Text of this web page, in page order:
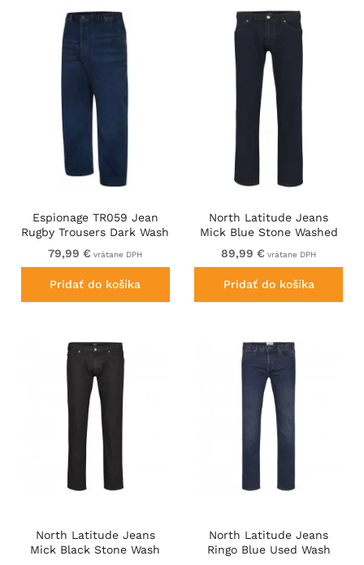
Espionage TR059 Jean
Rugby Trousers Dark Wash
79,99 € vrátane DPH
Pridať do košíka
North Latitude Jeans
Mick Blue Stone Washed
89,99 € vrátane DPH
Pridať do košíka
North Latitude Jeans
Mick Black Stone Wash
North Latitude Jeans
Ringo Blue Used Wash